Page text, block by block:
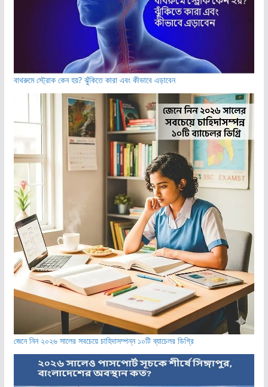
বাথরুমে স্ট্রোক কেন হয়? ঝুঁকিতে কারা এবং কীভাবে এড়াবেন
জেনে নিন ২০২৬ সালের সবচেয়ে চাহিদাসম্পন্ন ১০টি ব্যাচেলর ডিগ্রি